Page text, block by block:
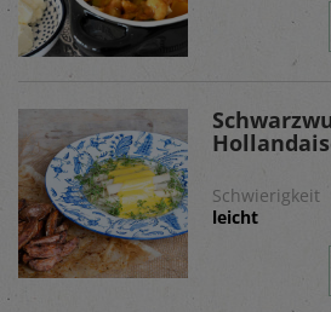
Schwierigkeit
leicht